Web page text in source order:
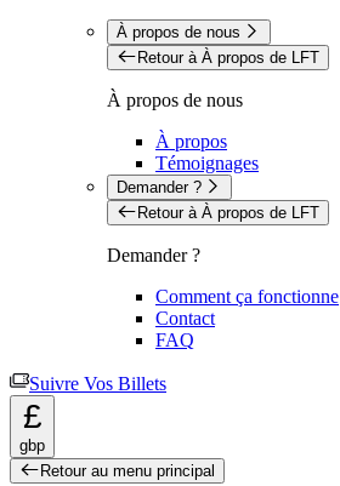
À propos de nous
Retour à À propos de LFT
À propos de nous
À propos
Témoignages
Demander ?
Retour à À propos de LFT
Demander ?
Comment ça fonctionne
Contact
FAQ
Suivre Vos Billets
£
gbp
Retour au menu principal